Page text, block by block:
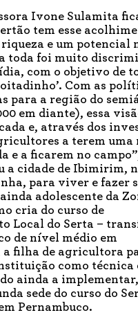
Ivone Sulamita
tem esse
riqueza e um potencial
toda foi muito
com o objetivo de
Com as
para a região do
em diante), essa
e, através dos
a terem uma
e a ficarem no
a cidade de Ibimirim,
para viver e fazer
adolescente da
cria do curso de
Local do Serta –
de nível médio em
filha de agricultora
como técnica
ainda a
sede do curso do
Pernambuco.